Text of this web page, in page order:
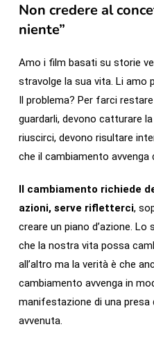
Non credere al
niente”
Amo i film basati su storie
stravolge la sua vita. Li amo
Il problema? Per farci
guardarli, devono catturare
riuscirci, devono risultare
che il cambiamento avvenga
Il cambiamento richiede
azioni, serve rifletterci,
creare un piano d’azione.
che la nostra vita possa
all’altro ma la verità è che
cambiamento avvenga in
manifestazione di una presa
avvenuta.